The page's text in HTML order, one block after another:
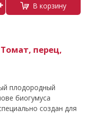
В корзину
перец,
плодородный
биогумуса
создан для